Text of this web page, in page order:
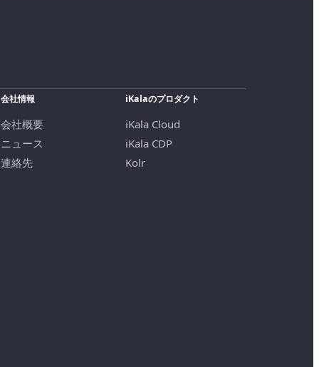
会社情報
会社概要
ニュース
連絡先
iKalaのプロダクト
iKala Cloud
iKala CDP
Kolr